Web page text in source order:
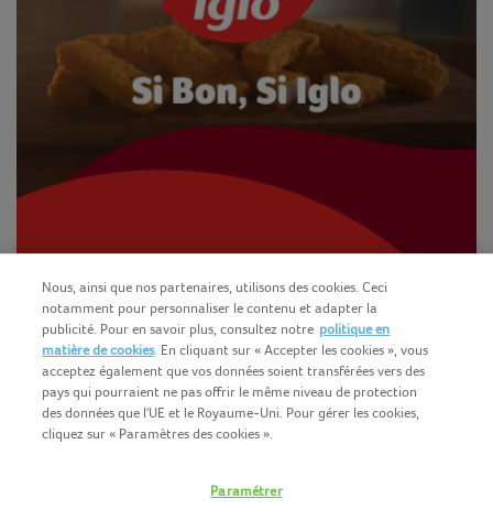
COPYRIGHT IGLO 2025
Nous, ainsi que nos partenaires, utilisons des cookies. Ceci
notamment pour personnaliser le contenu et adapter la
publicité. Pour en savoir plus, consultez notre politique en
matière de cookies. En cliquant sur « Accepter les cookies », vous
acceptez également que vos données soient transférées vers des
pays qui pourraient ne pas offrir le même niveau de protection
des données que l'UE et le Royaume-Uni. Pour gérer les cookies,
cliquez sur « Paramètres des cookies ».
Paramétrer